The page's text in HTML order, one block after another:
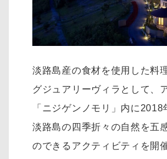
淡路島産の食材を使用した料
グジュアリーヴィラとして、
「ニジゲンノモリ」内に2018
淡路島の四季折々の自然を五
のできるアクティビティを開